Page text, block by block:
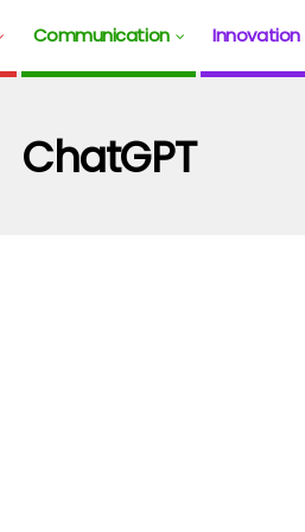
Communication Innovation
ChatGPT